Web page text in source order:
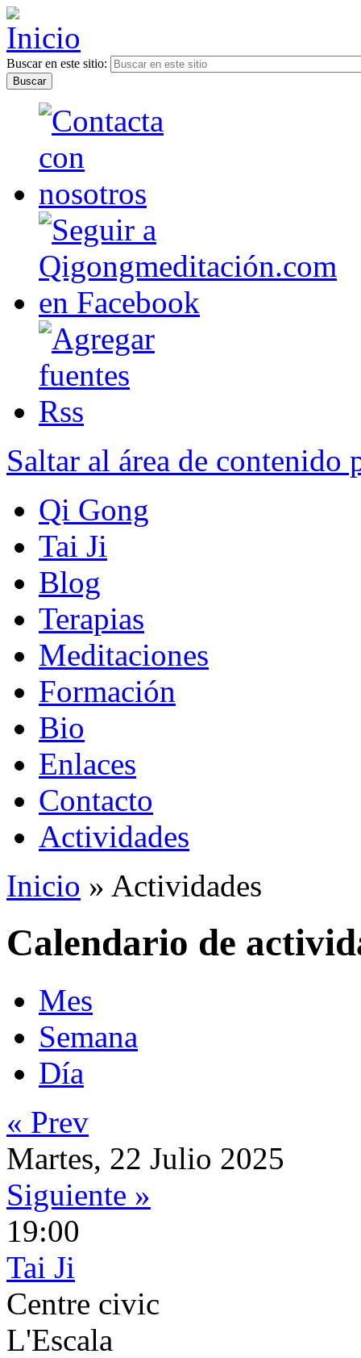
Buscar en este sitio:
Saltar al área de contenido
Qi Gong
Tai Ji
Blog
Terapias
Meditaciones
Formación
Bio
Enlaces
Contacto
Actividades
Inicio » Actividades
Calendario de
Mes
Semana
Día
« Prev
Martes, 22 Julio 2025
Siguiente »
19:00
Tai Ji
Centre civic
L'Escala